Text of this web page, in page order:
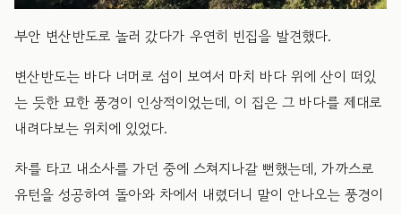
부안 변산반도로 놀러 갔다가 우연히 빈집을 발견했다.
​변산반도는 바다 너머로 섬이 보여서 마치 바다 위에 산이 떠있
는 듯한 묘한 풍경이 인상적이었는데, 이 집은 그 바다를 제대로
내려다보는 위치에 있었다.
​차를 타고 내소사를 가던 중에 스쳐지나갈 뻔했는데, 가까스로
유턴을 성공하여 돌아와 차에서 내렸더니 말이 안나오는 풍경이